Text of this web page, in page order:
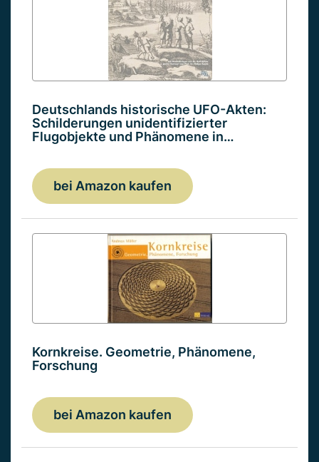
Deutschlands historische UFO-Akten:
Schilderungen unidentifizierter
Flugobjekte und Phänomene in…
bei Amazon kaufen
Kornkreise. Geometrie, Phänomene,
Forschung
bei Amazon kaufen